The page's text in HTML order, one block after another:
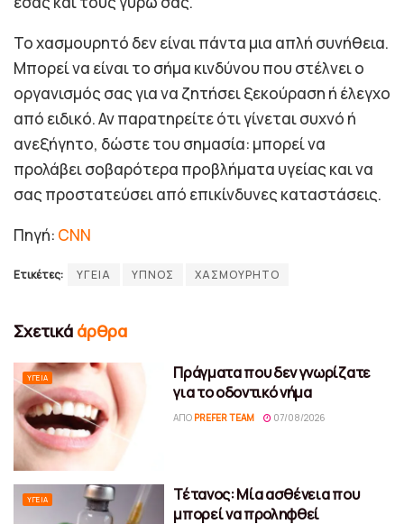
Το χασμουρητό δεν είναι πάντα μια απλή συνήθεια.
Μπορεί να είναι το σήμα κινδύνου που στέλνει ο
οργανισμός σας για να ζητήσει ξεκούραση ή έλεγχο
από ειδικό. Αν παρατηρείτε ότι γίνεται συχνό ή
ανεξήγητο, δώστε του σημασία: μπορεί να
προλάβει σοβαρότερα προβλήματα υγείας και να
σας προστατεύσει από επικίνδυνες καταστάσεις.
Πηγή: CNN
Ετικέτες: ΥΓΕΙΑ ΥΠΝΟΣ ΧΑΣΜΟΥΡΗΤΟ
Σχετικά άρθρα
ΥΓΕΊΑ
Πράγματα που δεν γνωρίζατε
για το οδοντικό νήμα
ΑΠΌ PREFER TEAM 07/08/2026
ΥΓΕΊΑ
Τέτανος: Μία ασθένεια που
μπορεί να προληφθεί